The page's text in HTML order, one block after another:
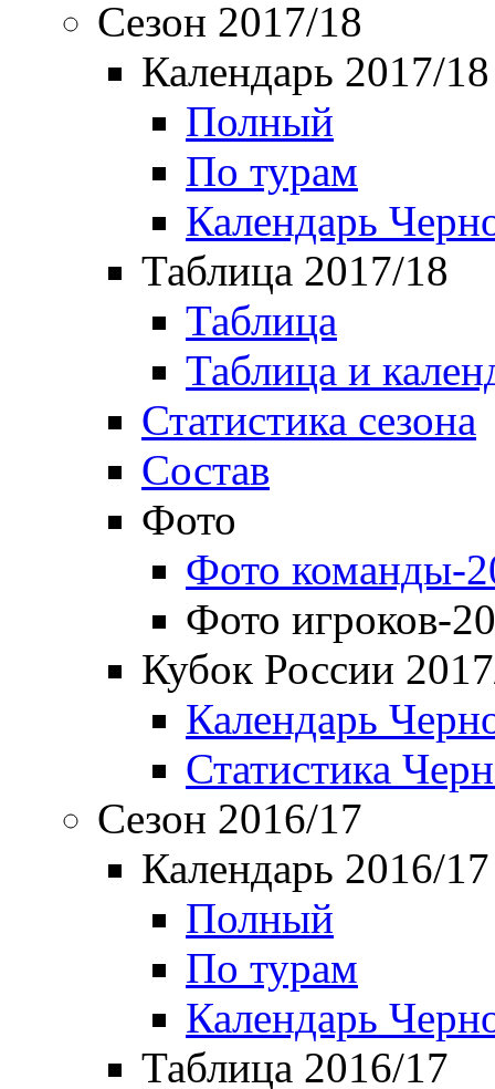
Сезон 2017/18
Календарь 2017/18
Полный
По турам
Календарь
Таблица 2017/18
Таблица
Таблица и
Статистика сезона
Состав
Фото
Фото команды-
Фото игроков-
Кубок России
Календарь
Статистика
Сезон 2016/17
Календарь 2016/17
Полный
По турам
Календарь
Таблица 2016/17